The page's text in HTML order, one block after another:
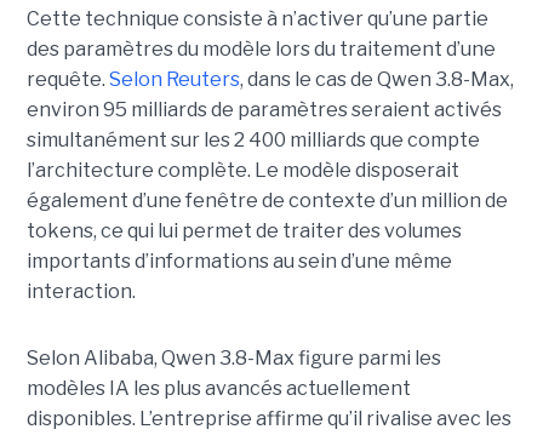
Cette technique consiste à n’activer qu’une partie
des paramètres du modèle lors du traitement d’une
requête. Selon Reuters, dans le cas de Qwen 3.8-Max,
environ 95 milliards de paramètres seraient activés
simultanément sur les 2 400 milliards que compte
l’architecture complète. Le modèle disposerait
également d’une fenêtre de contexte d’un million de
tokens, ce qui lui permet de traiter des volumes
importants d’informations au sein d’une même
interaction.
Selon Alibaba, Qwen 3.8-Max figure parmi les
modèles IA les plus avancés actuellement
disponibles. L’entreprise affirme qu’il rivalise avec les